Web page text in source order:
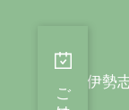
伊勢